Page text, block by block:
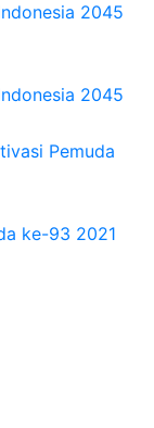
2045
2045
Pemuda
ke-93 2021